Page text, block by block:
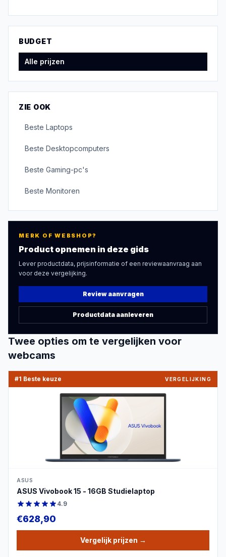
BUDGET
Alle prijzen
ZIE OOK
Beste Laptops
Beste Desktopcomputers
Beste Gaming-pc's
Beste Monitoren
MERK OF WEBSHOP?
Product opnemen in deze gids
Lever productdata, prijsinformatie of een reviewaanvraag aan
voor deze vergelijking.
Review aanvragen
Productdata aanleveren
Twee opties om te vergelijken voor
webcams
#1 Beste keuze VERGELIJKING
PRODUCTBEELD
ASUS
ASUS Vivobook 15 - 16GB Studielaptop
4.9
€628,90
Vergelijk prijzen →